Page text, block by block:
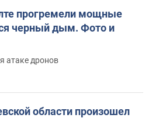
прогремели мощные
черный дым. Фото и
атаке дронов
области произошел